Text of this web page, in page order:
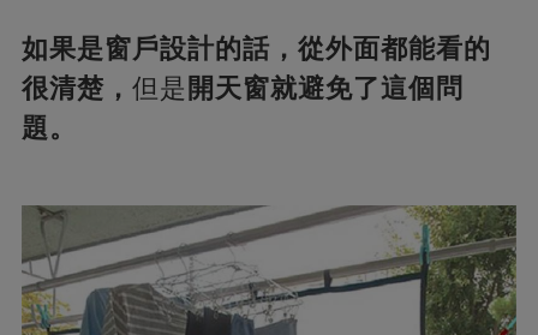
如果是窗戶設計的話，從外面都能看的
很清楚， 但是 開天窗就避免了這個問
題。